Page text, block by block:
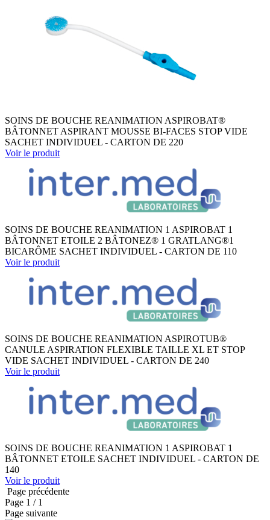
SOINS DE BOUCHE REANIMATION ASPIROBAT®
BÂTONNET ASPIRANT MOUSSE BI-FACES STOP VIDE
SACHET INDIVIDUEL - CARTON DE 220
Voir le produit
SOINS DE BOUCHE REANIMATION 1 ASPIROBAT 1
BÂTONNET ETOILE 2 BÂTONEZ® 1 GRATLANG®1
BICARÔME SACHET INDIVIDUEL - CARTON DE 110
Voir le produit
SOINS DE BOUCHE REANIMATION ASPIROTUB®
CANULE ASPIRATION FLEXIBLE TAILLE XL ET STOP
VIDE SACHET INDIVIDUEL - CARTON DE 240
Voir le produit
SOINS DE BOUCHE REANIMATION 1 ASPIROBAT 1
BÂTONNET ETOILE SACHET INDIVIDUEL - CARTON DE
140
Voir le produit
Page précédente
Page 1 / 1
Page suivante